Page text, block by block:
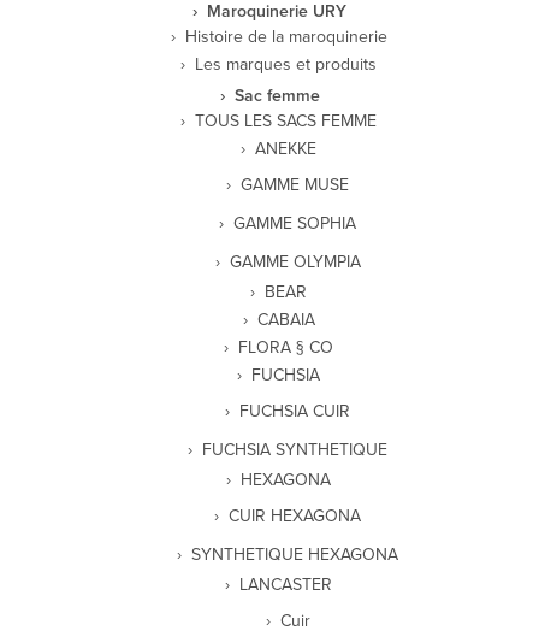
Maroquinerie URY
Histoire de la maroquinerie
Les marques et produits
Sac femme
TOUS LES SACS FEMME
ANEKKE
GAMME MUSE
GAMME SOPHIA
GAMME OLYMPIA
BEAR
CABAIA
FLORA § CO
FUCHSIA
FUCHSIA CUIR
FUCHSIA SYNTHETIQUE
HEXAGONA
CUIR HEXAGONA
SYNTHETIQUE HEXAGONA
LANCASTER
Cuir